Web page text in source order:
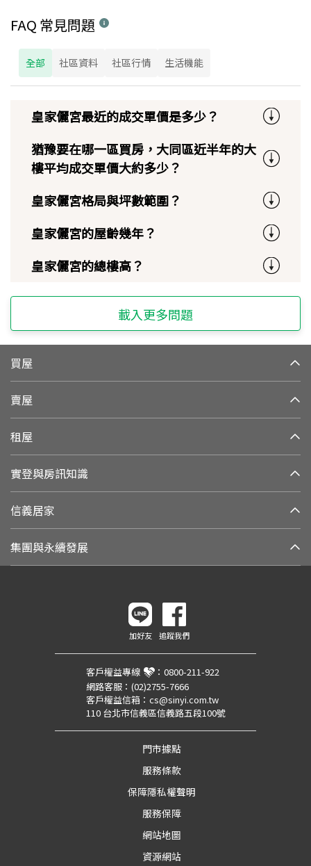
FAQ 常見問題
全部 社區資料 社區行情 生活機能
皇家儷宮最近的成交單價是多少？
猶豫要在哪一區買房，大同區近半年的大
樓平均成交單價大約多少？
皇家儷宮格局與坪數範圍？
皇家儷宮的屋齡幾年？
皇家儷宮的總樓高？
載入更多問題
買屋
賣屋
租屋
實登與房訊知識
信義居家
集團與永續發展
加好友 追蹤我們
客戶權益專線 ： 0800-211-922
網路客服： (02)2755-7666
客戶權益信箱： cs@sinyi.com.tw
110 台北市信義區信義路五段100號
門市據點
服務條款
保障隱私權聲明
服務保障
網站地圖
資源網站